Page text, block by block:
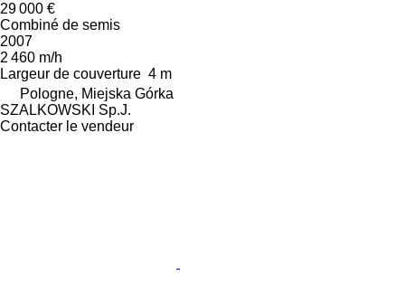
29 000 €
Combiné de semis
2007
2 460 m/h
Largeur de couverture 4 m
Pologne, Miejska Górka
SZALKOWSKI Sp.J.
Contacter le vendeur